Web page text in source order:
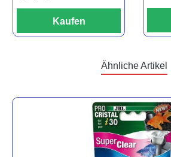
Kaufen
Ähnliche Artikel